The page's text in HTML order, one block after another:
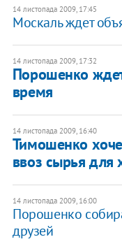
14 листопада 2009, 17:45
Москаль ждет
14 листопада 2009, 17:32
Порошенко
время
14 листопада 2009, 16:40
Тимошенко
ввоз сырья для
14 листопада 2009, 16:00
Порошенко
друзей